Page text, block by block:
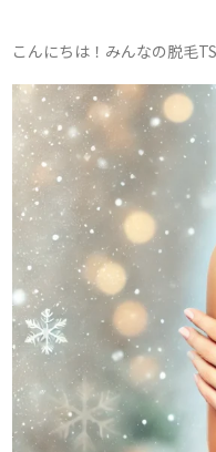
こんにちは！みんなの脱毛